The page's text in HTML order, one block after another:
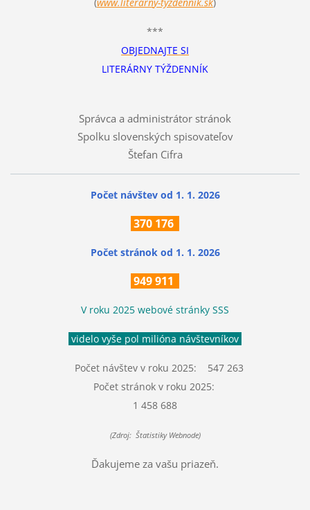
***
OBJEDNAJTE SI
LITERÁRNY TÝŽDENNÍK
Správca a administrátor stránok
Spolku slovenských spisovateľov
Štefan Cifra
Počet návštev od 1. 1. 2026
370 176
Počet stránok od 1. 1. 2026
949 911
V roku 2025 webové stránky SSS
videlo vyše pol milióna návštevníkov
Počet návštev v roku 2025: 547 263
Počet stránok v roku 2025:
1 458 688
(Zdroj: Štatistiky Webnode)
Ďakujeme za vašu priazeň.